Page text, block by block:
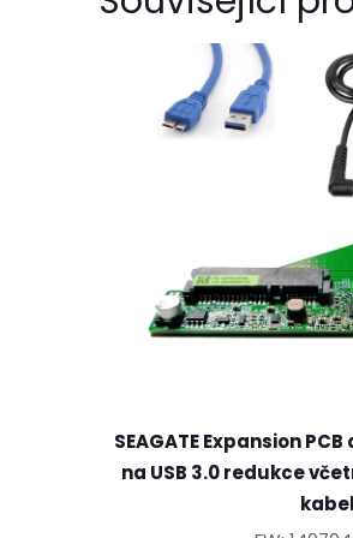
SEAGATE Expansion
na USB 3.0 redukce